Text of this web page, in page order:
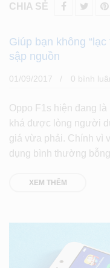
CHIA SẺ
Giúp bạn không
sập nguồn
01/09/2017 0 bình
Oppo F1s hiện đang
khá được lòng người
giá vừa phải. Chính vì
dụng bình thường
XEM THÊM